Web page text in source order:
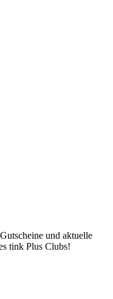
und aktuelle
tink Plus Clubs!